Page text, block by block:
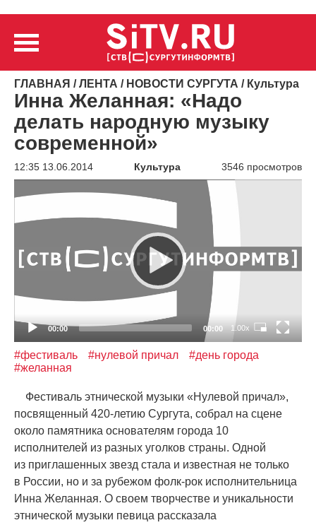
ГЛАВНАЯ /ЛЕНТА / НОВОСТИ СУРГУТА / Культура
Инна Желанная: «Надо
делать народную музыку
современной»
12:35 13.06.2014 Культура 3546 просмотров
00:00 00:00 1.00x
#фестиваль #нулевой причал
#день города
#желанная
Фестиваль этнической музыки «Нулевой причал»,
посвященный 420-летию Сургута, собрал на сцене
около памятника основателям города 10
исполнителей из разных уголков страны. Одной
из приглашенных звезд стала и известная не только
в России, но и за рубежом фолк-рок исполнительница
Инна Желанная. О своем творчестве и уникальности
этнической музыки певица рассказала